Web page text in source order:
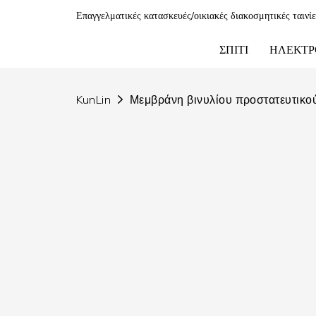
Επαγγελματικές κατασκευές/οικιακές διακοσμητικές
ΣΠΊΤΙ
KunLin Μεμβράνη βινυλίου